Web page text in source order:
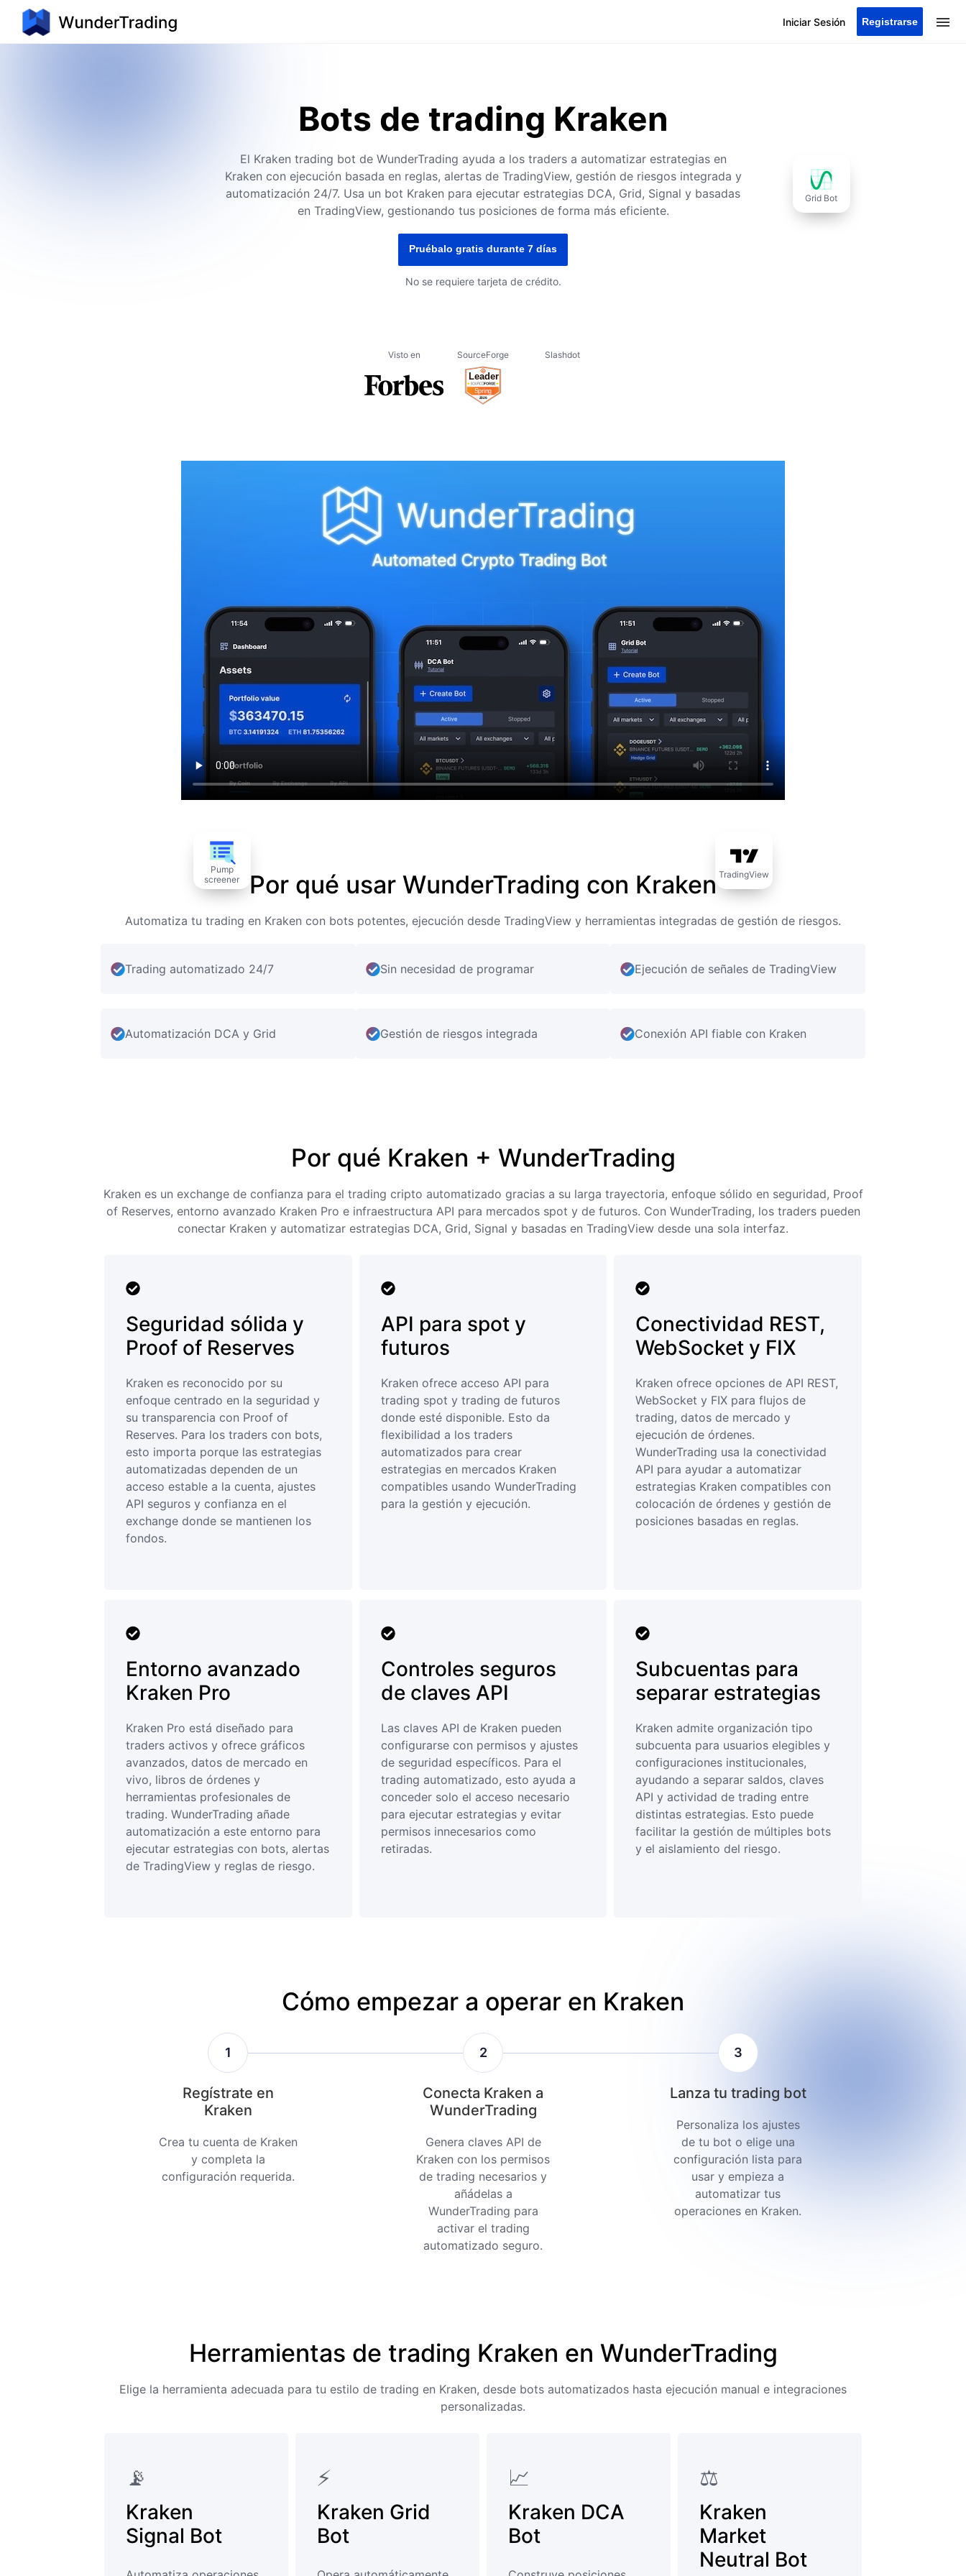
Iniciar Sesión Registrarse
Grid Bot
TradingView
Pump
screener
Bots de trading Kraken
El Kraken trading bot de WunderTrading ayuda a los traders a automatizar estrategias en
Kraken con ejecución basada en reglas, alertas de TradingView, gestión de riesgos integrada y
automatización 24/7. Usa un bot Kraken para ejecutar estrategias DCA, Grid, Signal y basadas
en TradingView, gestionando tus posiciones de forma más eficiente.
Pruébalo gratis durante 7 días
No se requiere tarjeta de crédito.
Visto en SourceForge Slashdot
Por qué usar WunderTrading con Kraken
Automatiza tu trading en Kraken con bots potentes, ejecución desde TradingView y herramientas integradas de gestión de riesgos.
Trading automatizado 24/7 Sin necesidad de programar Ejecución de señales de TradingView
Automatización DCA y Grid Gestión de riesgos integrada Conexión API fiable con Kraken
Por qué Kraken + WunderTrading
Kraken es un exchange de confianza para el trading cripto automatizado gracias a su larga trayectoria, enfoque sólido en seguridad, Proof
of Reserves, entorno avanzado Kraken Pro e infraestructura API para mercados spot y de futuros. Con WunderTrading, los traders pueden
conectar Kraken y automatizar estrategias DCA, Grid, Signal y basadas en TradingView desde una sola interfaz.
Seguridad sólida y
Proof of Reserves
Kraken es reconocido por su
enfoque centrado en la seguridad y
su transparencia con Proof of
Reserves. Para los traders con bots,
esto importa porque las estrategias
automatizadas dependen de un
acceso estable a la cuenta, ajustes
API seguros y confianza en el
exchange donde se mantienen los
fondos.
API para spot y
futuros
Kraken ofrece acceso API para
trading spot y trading de futuros
donde esté disponible. Esto da
flexibilidad a los traders
automatizados para crear
estrategias en mercados Kraken
compatibles usando WunderTrading
para la gestión y ejecución.
Conectividad REST,
WebSocket y FIX
Kraken ofrece opciones de API REST,
WebSocket y FIX para flujos de
trading, datos de mercado y
ejecución de órdenes.
WunderTrading usa la conectividad
API para ayudar a automatizar
estrategias Kraken compatibles con
colocación de órdenes y gestión de
posiciones basadas en reglas.
Entorno avanzado
Kraken Pro
Kraken Pro está diseñado para
traders activos y ofrece gráficos
avanzados, datos de mercado en
vivo, libros de órdenes y
herramientas profesionales de
trading. WunderTrading añade
automatización a este entorno para
ejecutar estrategias con bots, alertas
de TradingView y reglas de riesgo.
Controles seguros
de claves API
Las claves API de Kraken pueden
configurarse con permisos y ajustes
de seguridad específicos. Para el
trading automatizado, esto ayuda a
conceder solo el acceso necesario
para ejecutar estrategias y evitar
permisos innecesarios como
retiradas.
Subcuentas para
separar estrategias
Kraken admite organización tipo
subcuenta para usuarios elegibles y
configuraciones institucionales,
ayudando a separar saldos, claves
API y actividad de trading entre
distintas estrategias. Esto puede
facilitar la gestión de múltiples bots
y el aislamiento del riesgo.
Cómo empezar a operar en Kraken
1
Regístrate en
Kraken
Crea tu cuenta de Kraken
y completa la
configuración requerida.
2
Conecta Kraken a
WunderTrading
Genera claves API de
Kraken con los permisos
de trading necesarios y
añádelas a
WunderTrading para
activar el trading
automatizado seguro.
3
Lanza tu trading bot
Personaliza los ajustes
de tu bot o elige una
configuración lista para
usar y empieza a
automatizar tus
operaciones en Kraken.
Herramientas de trading Kraken en WunderTrading
Elige la herramienta adecuada para tu estilo de trading en Kraken, desde bots automatizados hasta ejecución manual e integraciones
personalizadas.
📡️
Kraken
Signal Bot
⚡
Kraken Grid
Bot
📈
Kraken DCA
Bot
⚖️
Kraken
Market
Neutral Bot